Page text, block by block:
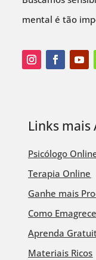
mental é tão
Links mais
Psicólogo
Terapia Online
Ganhe mais
Como
Aprenda
Materiais Ricos